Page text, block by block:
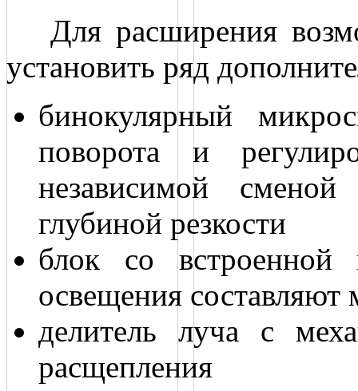
Для расширения
установить ряд
бинокулярный
поворота и
независимой
глубиной резкости
блок со встроенной
освещения составляют
делитель луча с
расщепления